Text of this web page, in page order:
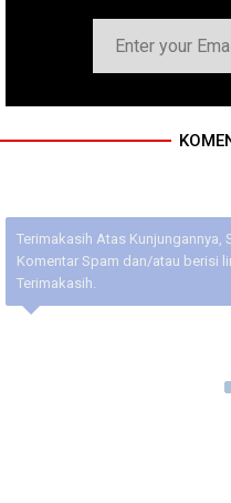
Terimakasih Atas
Komentar Spam dan/atau berisi
Terimakasih.